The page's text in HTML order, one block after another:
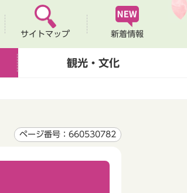
サイトマップ 新着情報
観光・文化
ページ番号：660530782